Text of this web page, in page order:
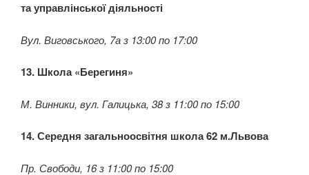
та управлінської діяльності
Вул. Виговського, 7а з 13:00 по 17:00
13. Школа «Берегиня»
М. Винники, вул. Галицька, 38 з 11:00 по 15:00
14. Середня загальноосвітня школа 62 м.Львова
Пр. Свободи, 16 з 11:00 по 15:00